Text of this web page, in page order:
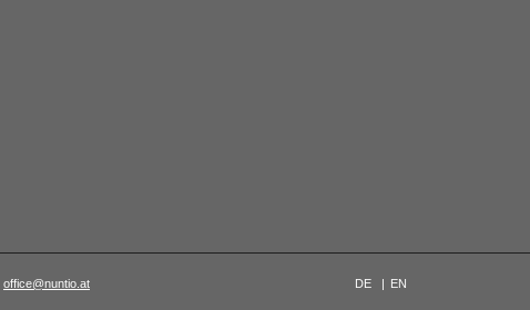
office@nuntio.at DE | EN